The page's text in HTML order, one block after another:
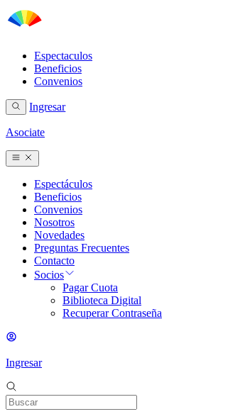
Espectaculos
Beneficios
Convenios
Ingresar
Asociate
Espectáculos
Beneficios
Convenios
Nosotros
Novedades
Preguntas Frecuentes
Contacto
Socios
Pagar Cuota
Biblioteca Digital
Recuperar Contraseña
Ingresar